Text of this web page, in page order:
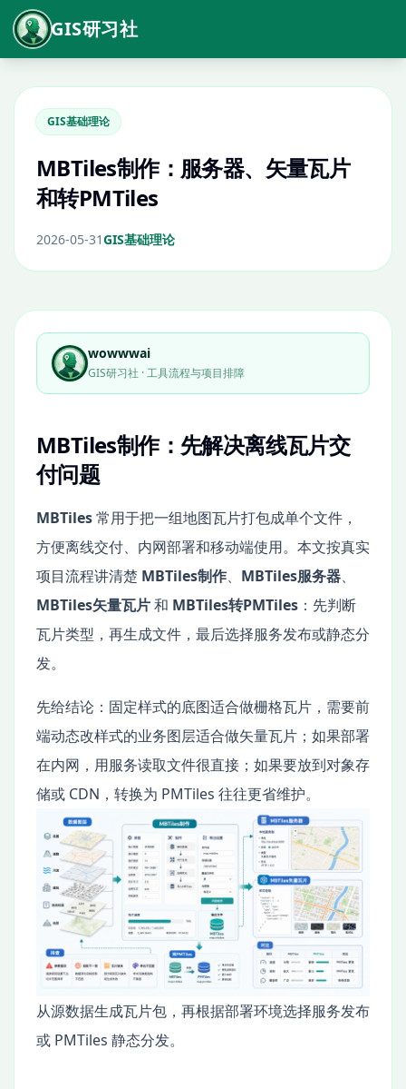
GIS研习社
GIS基础理论
MBTiles制作：服务器、矢量瓦片
和转PMTiles
2026-05-31GIS基础理论
wowwwai
GIS研习社 · 工具流程与项目排障
MBTiles制作：先解决离线瓦片交
付问题
MBTiles常用于把一组地图瓦片打包成单个文件，
方便离线交付、内网部署和移动端使用。本文按真实
项目流程讲清楚 MBTiles制作、 MBTiles服务器、
MBTiles矢量瓦片和 MBTiles转PMTiles ：先判断
瓦片类型，再生成文件，最后选择服务发布或静态分
发。
先给结论：固定样式的底图适合做栅格瓦片，需要前
端动态改样式的业务图层适合做矢量瓦片；如果部署
在内网，用服务读取文件很直接；如果要放到对象存
储或 CDN，转换为 PMTiles 往往更省维护。
从源数据生成瓦片包，再根据部署环境选择服务发布
或 PMTiles 静态分发。